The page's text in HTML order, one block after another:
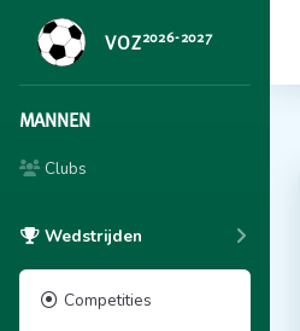
VOZ2026-2027
MANNEN
Clubs
Wedstrijden
Competities